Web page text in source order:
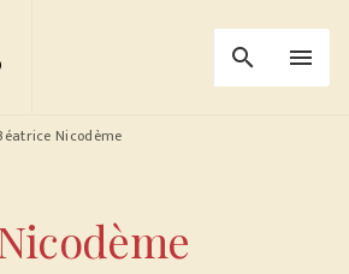
search menu
Nicodème